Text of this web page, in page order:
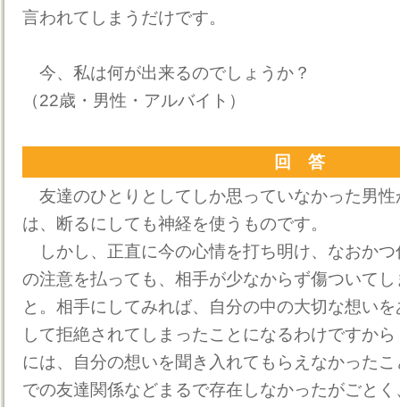
言われてしまうだけです。
今、私は何が出来るのでしょうか？
（22歳・男性・アルバイト）
回 答
友達のひとりとしてしか思っていなかった男性
は、断るにしても神経を使うものです。
しかし、正直に今の心情を打ち明け、なおか
の注意を払っても、相手が少なからず傷ついて
と。相手にしてみれば、自分の中の大切な想い
して拒絶されてしまったことになるわけですか
には、自分の想いを聞き入れてもらえなかった
での友達関係などまるで存在しなかったがごと